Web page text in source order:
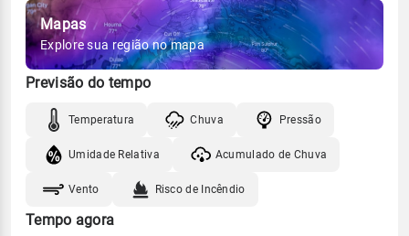
Mapas
Explore sua região no mapa
Previsão do tempo
Temperatura Chuva Pressão
Umidade Relativa Acumulado de Chuva
Vento Risco de Incêndio
Tempo agora